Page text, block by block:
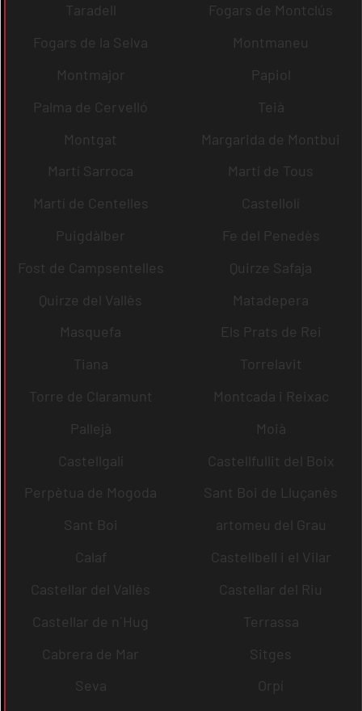
Taradell
Fogars de Montclús
Fogars de la Selva
Montmaneu
Montmajor
Papiol
Palma de Cervelló
Teià
Montgat
Margarida de Montbui
Martí Sarroca
Martí de Tous
Martí de Centelles
Castellolí
Puigdàlber
Fe del Penedès
Fost de Campsentelles
Quirze Safaja
Quirze del Vallès
Matadepera
Masquefa
Els Prats de Rei
Tiana
Torrelavit
Torre de Claramunt
Montcada i Reixac
Pallejà
Moià
Castellgalí
Castellfullit del Boix
Perpètua de Mogoda
Sant Boi de Lluçanès
Sant Boi
artomeu del Grau
Calaf
Castellbell i el Vilar
Castellar del Vallès
Castellar del Riu
Castellar de n´Hug
Terrassa
Cabrera de Mar
Sitges
Seva
Orpí